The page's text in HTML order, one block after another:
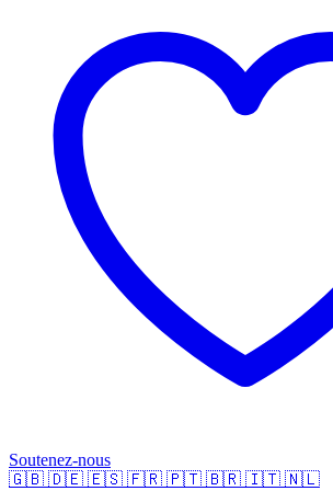
Soutenez-nous
🇬🇧 🇩🇪 🇪🇸 🇫🇷 🇵🇹 🇧🇷 🇮🇹 🇳🇱